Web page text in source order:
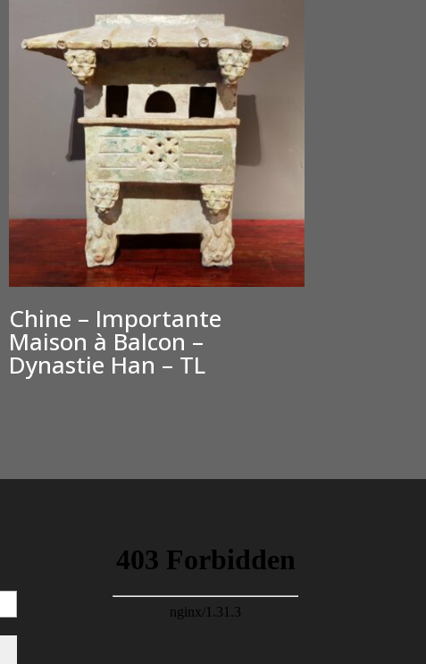
Chine – Importante
Maison à Balcon –
Dynastie Han – TL